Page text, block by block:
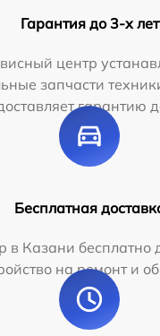
Гарантия до 3-х лет
центр
запчасти
гарантию
Бесплатная
в Казани бесплатно
на ремонт и